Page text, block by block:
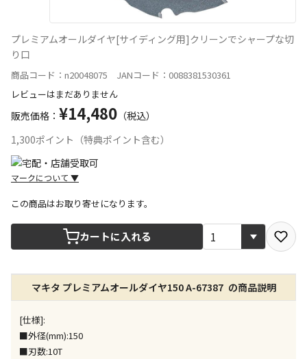
プレミアムオールダイヤ[サイディング用]クリーンでシャープな切
り口
商品コード：n20048075 JANコード：0088381530361
レビューはまだありません
販売価格： ¥14,480 （税込）
1,300ポイント（特典ポイント含む）
マークについて ▼
宅配や店舗受取を選択できる商品です
店舗のみで受取できる商品です（宅配便でのお届けが
できません）
※同時購入の商品は、全て同じ店舗での受取となりま
特定の店舗のみで受取ができる商品です（宅配便での
この商品はお取り寄せになります。
カートに入れる
マキタ プレミアムオールダイヤ150 A-67387 の商品説明
[仕様]:
■外径(mm):150
■刃数:10T